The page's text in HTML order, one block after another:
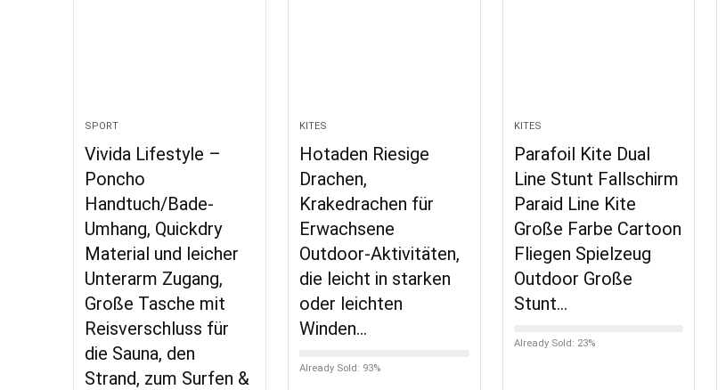
SPORT
Vivida Lifestyle –
Poncho
Handtuch/Bade-
Umhang, Quickdry
Material und leicher
Unterarm Zugang,
Große Tasche mit
Reisverschluss für
die Sauna, den
Strand, zum Surfen &
KITES
Hotaden Riesige
Drachen,
Krakedrachen für
Erwachsene
Outdoor-Aktivitäten,
die leicht in starken
oder leichten
Winden…
Already Sold: 93%
KITES
Parafoil Kite Dual
Line Stunt Fallschirm
Paraid Line Kite
Große Farbe Cartoon
Fliegen Spielzeug
Outdoor Große
Stunt…
Already Sold: 23%